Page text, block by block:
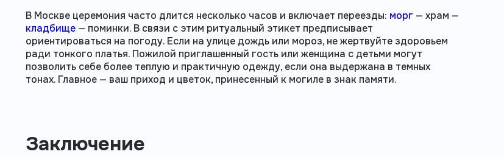
В Москве церемония часто длится несколько часов и включает переезды: морг — храм —
кладбище — поминки. В связи с этим ритуальный этикет предписывает
ориентироваться на погоду. Если на улице дождь или мороз, не жертвуйте здоровьем
ради тонкого платья. Пожилой приглашенный гость или женщина с детьми могут
позволить себе более теплую и практичную одежду, если она выдержана в темных
тонах. Главное — ваш приход и цветок, принесенный к могиле в знак памяти.
Заключение